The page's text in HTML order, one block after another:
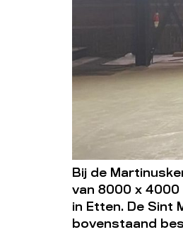
Bij de
van 8000 x
in Etten. De Sint
bovenstaand